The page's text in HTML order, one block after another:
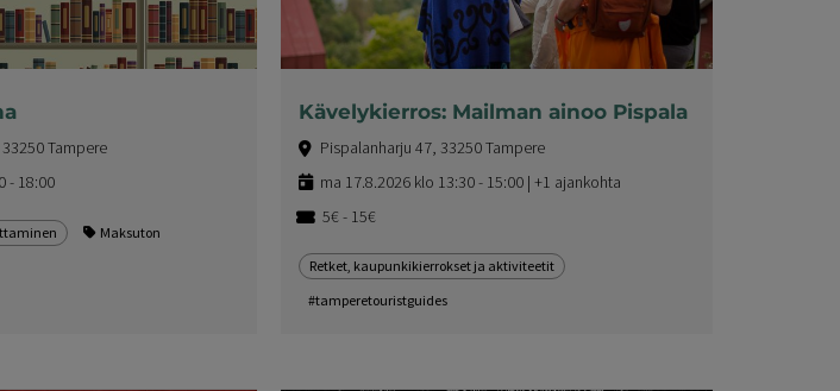
Tampere
- 18:00
Maksuton
Kävelykierros: Mailman ainoo Pispala
Pispalanharju 47, 33250 Tampere
ma 17.8.2026 klo 13:30 - 15:00 | +1 ajankohta
5€ - 15€
Retket, kaupunkikierrokset ja aktiviteetit
#tamperetouristguides